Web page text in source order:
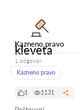
Kazneno pravo
kleveta
1 odgovor
Kazneno pravo
1 1131